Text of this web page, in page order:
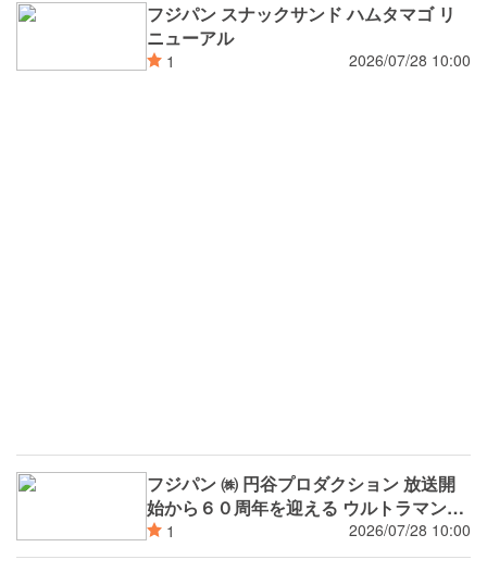
フジパン スナックサンド ハムタマゴ リ
ニューアル
1 2026/07/28 10:00
フジパン ㈱ 円谷プロダクション 放送開
始から６０周年を迎える ウルトラマンシ
リーズ と２０２６年７月より１年間コラ
ボレーション 第一弾
1 2026/07/28 10:00